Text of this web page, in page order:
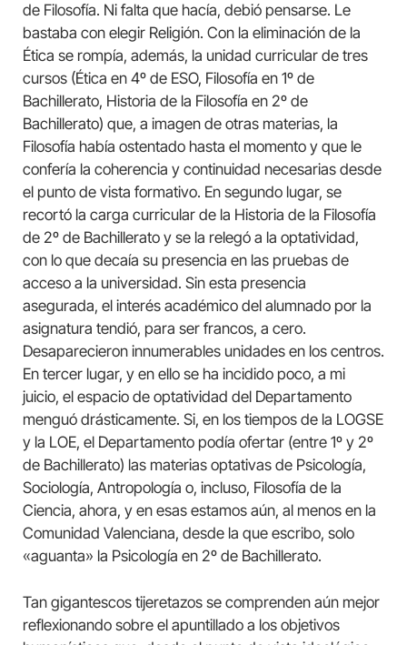
de Filosofía. Ni falta que hacía, debió pensarse. Le
bastaba con elegir Religión. Con la eliminación de la
Ética se rompía, además, la unidad curricular de tres
cursos (Ética en 4º de ESO, Filosofía en 1º de
Bachillerato, Historia de la Filosofía en 2º de
Bachillerato) que, a imagen de otras materias, la
Filosofía había ostentado hasta el momento y que le
confería la coherencia y continuidad necesarias desde
el punto de vista formativo. En segundo lugar, se
recortó la carga curricular de la Historia de la Filosofía
de 2º de Bachillerato y se la relegó a la optatividad,
con lo que decaía su presencia en las pruebas de
acceso a la universidad. Sin esta presencia
asegurada, el interés académico del alumnado por la
asignatura tendió, para ser francos, a cero.
Desaparecieron innumerables unidades en los centros.
En tercer lugar, y en ello se ha incidido poco, a mi
juicio, el espacio de optatividad del Departamento
menguó drásticamente. Si, en los tiempos de la LOGSE
y la LOE, el Departamento podía ofertar (entre 1º y 2º
de Bachillerato) las materias optativas de Psicología,
Sociología, Antropología o, incluso, Filosofía de la
Ciencia, ahora, y en esas estamos aún, al menos en la
Comunidad Valenciana, desde la que escribo, solo
«aguanta» la Psicología en 2º de Bachillerato.
Tan gigantescos tijeretazos se comprenden aún mejor
reflexionando sobre el apuntillado a los objetivos